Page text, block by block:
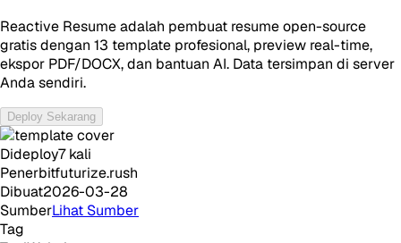
Reactive Resume adalah pembuat resume open-source
gratis dengan 13 template profesional, preview real-time,
ekspor PDF/DOCX, dan bantuan AI. Data tersimpan di server
Anda sendiri.
Deploy Sekarang
Dideploy7 kali
Penerbitfuturize.rush
Dibuat2026-03-28
SumberLihat Sumber
Tag